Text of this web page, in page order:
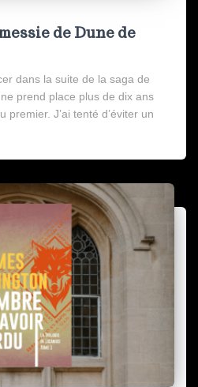
de Dune de
dans la suite de la saga de
prend place plus de dix ans
premier. J’ai tenté d’éviter un